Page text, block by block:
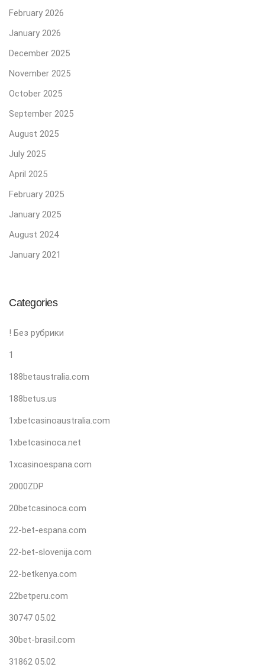
February 2026
January 2026
December 2025
November 2025
October 2025
September 2025
August 2025
July 2025
April 2025
February 2025
January 2025
August 2024
January 2021
Categories
! Без рубрики
1
188betaustralia.com
188betus.us
1xbetcasinoaustralia.com
1xbetcasinoca.net
1xcasinoespana.com
2000ZDP
20betcasinoca.com
22-bet-espana.com
22-bet-slovenija.com
22-betkenya.com
22betperu.com
30747 05.02
30bet-brasil.com
31862 05.02